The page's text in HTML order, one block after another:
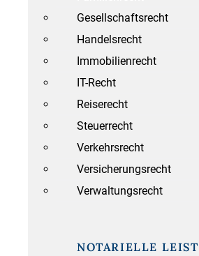
Gesellschaftsrecht
Handelsrecht
Immobilienrecht
IT-Recht
Reiserecht
Steuerrecht
Verkehrsrecht
Versicherungsrecht
Verwaltungsrecht
NOTARIELLE